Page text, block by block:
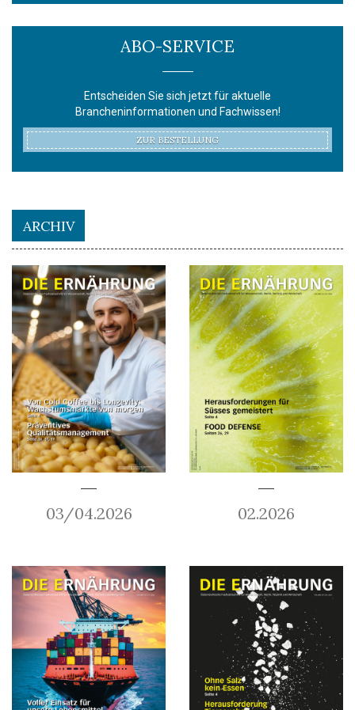
ABO-SERVICE
Entscheiden Sie sich jetzt für aktuelle
Brancheninformationen und Fachwissen!
ZUR BESTELLUNG
ARCHIV
03/04.2026 02.2026